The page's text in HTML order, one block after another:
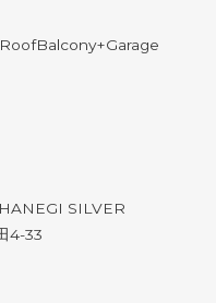
SILVER
4-33